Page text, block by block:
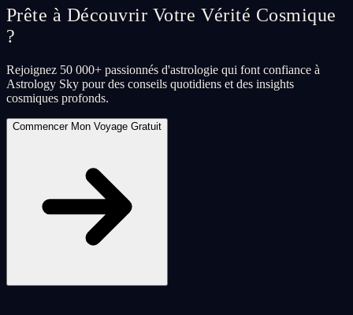
Prête à Découvrir Votre Vérité Cosmique
?
Rejoignez 50 000+ passionnés d'astrologie qui font confiance à
Astrology Sky pour des conseils quotidiens et des insights
cosmiques profonds.
Commencer Mon Voyage Gratuit